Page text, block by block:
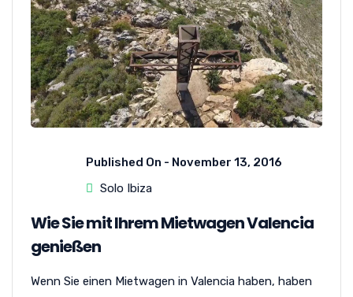
Published On - November 13, 2016
Solo Ibiza
Wie Sie mit Ihrem Mietwagen Valencia
genießen
Wenn Sie einen Mietwagen in Valencia haben, haben